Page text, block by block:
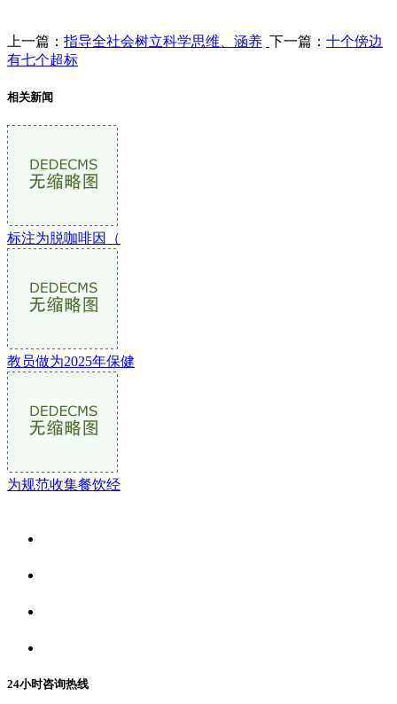
上一篇： 指导全社会树立科学思维、涵养 下一篇： 十个傍边
有七个超标
相关新闻
标注为脱咖啡因（
教员做为2025年保健
为规范收集餐饮经
24小时咨询热线